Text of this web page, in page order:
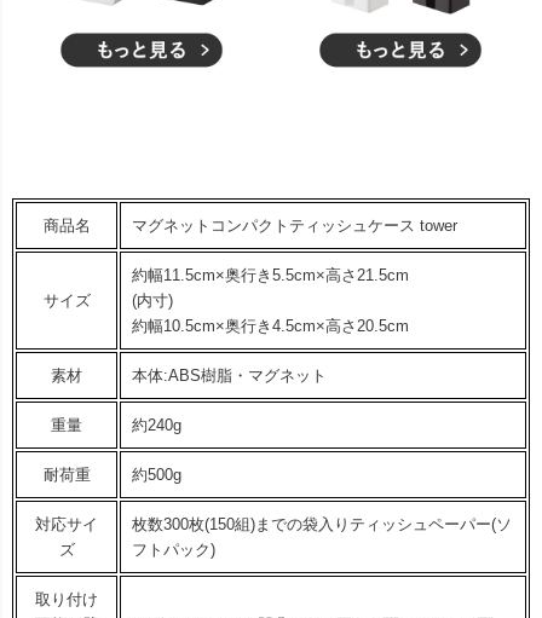
商品名 マグネットコンパクトティッシュケース tower
サイズ
約幅11.5cm×奥行き5.5cm×高さ21.5cm
(内寸)
約幅10.5cm×奥行き4.5cm×高さ20.5cm
素材 本体:ABS樹脂・マグネット
重量 約240g
耐荷重 約500g
対応サイ
ズ
枚数300枚(150組)までの袋入りティッシュペーパー(ソ
フトパック)
取り付け